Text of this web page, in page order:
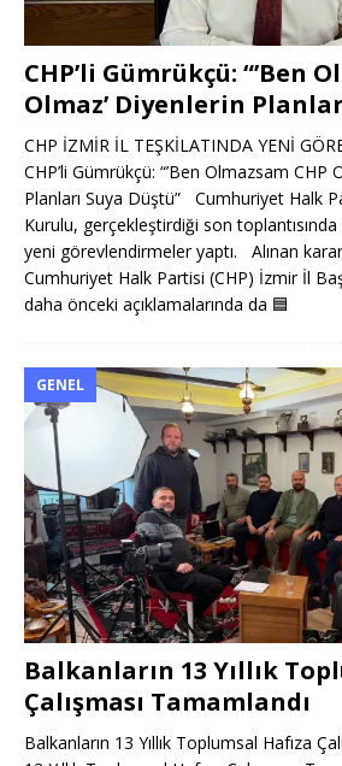
CHP’li Gümrükçü: “’Ben
Olmaz’ Diyenlerin
CHP İZMİR İL TEŞKİLATINDA YENİ
CHP’li Gümrükçü: “’Ben Olmazsam CHP
Planları Suya Düştü” Cumhuriyet Halk
Kurulu, gerçekleştirdiği son toplantısında
yeni görevlendirmeler yaptı. Alınan
Cumhuriyet Halk Partisi (CHP) İzmir İl
daha önceki açıklamalarında da 🟦
GENEL
Balkanların 13 Yıllık
Çalışması Tamamlandı
Balkanların 13 Yıllık Toplumsal Hafıza